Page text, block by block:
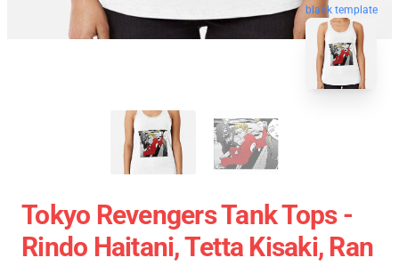
blank template
Tokyo Revengers Tank Tops -
Rindo Haitani, Tetta Kisaki, Ran